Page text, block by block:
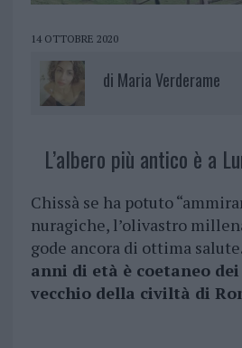
14 OTTOBRE 2020
di Maria Verderame
L’albero più antico è a
Chissà se ha potuto
nuragiche, l’olivastro
gode ancora di ottima salute
anni di età è coetaneo
vecchio della civiltà di